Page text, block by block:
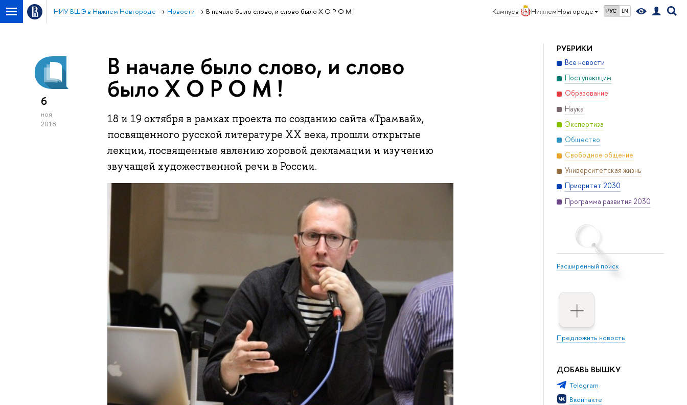
Кампус в Нижнем Новгороде РУС EN
НИУ ВШЭ в Нижнем Новгороде Новости В начале было слово, и слово было Х О Р О М !
РУБРИКИ
Все новости
Поступающим
Образование
Наука
Экспертиза
Общество
Свободное общение
Университетская жизнь
Приоритет 2030
Программа развития 2030
Расширенный поиск
Предложить новость
ДОБАВЬ ВЫШКУ
Telegram
Вконтакте
6
ноя
2018
В начале было слово, и слово
было Х О Р О М !
18 и 19 октября в рамках проекта по созданию сайта «Трамвай»,
посвящённого русской литературе XX века, прошли открытые
лекции, посвященные явлению хоровой декламации и изучению
звучащей художественной речи в России.